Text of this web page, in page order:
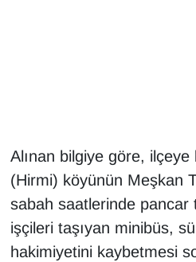
Alınan bilgiye göre, ilçeye
(Hirmi) köyünün Meşkan
sabah saatlerinde pancar
işçileri taşıyan minibüs,
hakimiyetini kaybetmesi
İngilizce
Kadın
Kamu Alımları